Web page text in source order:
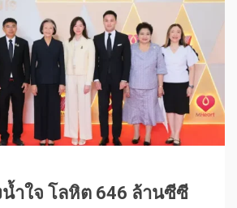
ำใจ โลหิต 646 ล้านซีซี